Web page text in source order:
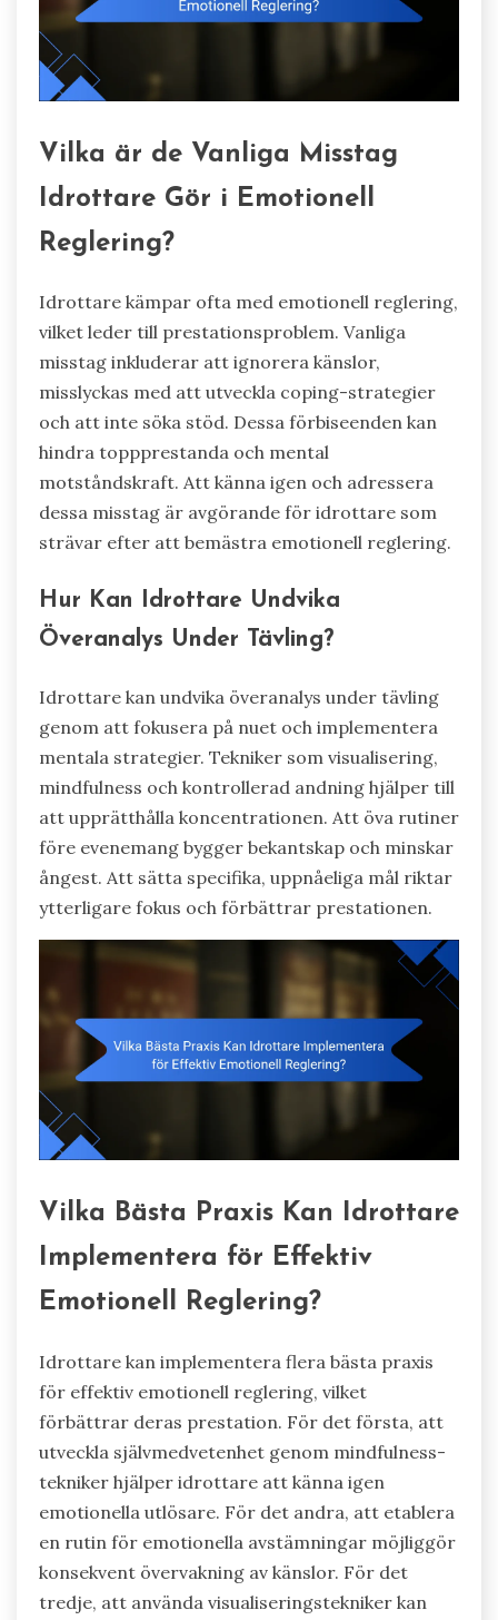
Vilka är de Vanliga Misstag
Idrottare Gör i Emotionell
Reglering?
Idrottare kämpar ofta med emotionell reglering,
vilket leder till prestationsproblem. Vanliga
misstag inkluderar att ignorera känslor,
misslyckas med att utveckla coping-strategier
och att inte söka stöd. Dessa förbiseenden kan
hindra toppprestanda och mental
motståndskraft. Att känna igen och adressera
dessa misstag är avgörande för idrottare som
strävar efter att bemästra emotionell reglering.
Hur Kan Idrottare Undvika
Överanalys Under Tävling?
Idrottare kan undvika överanalys under tävling
genom att fokusera på nuet och implementera
mentala strategier. Tekniker som visualisering,
mindfulness och kontrollerad andning hjälper till
att upprätthålla koncentrationen. Att öva rutiner
före evenemang bygger bekantskap och minskar
ångest. Att sätta specifika, uppnåeliga mål riktar
ytterligare fokus och förbättrar prestationen.
Vilka Bästa Praxis Kan Idrottare
Implementera för Effektiv
Emotionell Reglering?
Idrottare kan implementera flera bästa praxis
för effektiv emotionell reglering, vilket
förbättrar deras prestation. För det första, att
utveckla självmedvetenhet genom mindfulness-
tekniker hjälper idrottare att känna igen
emotionella utlösare. För det andra, att etablera
en rutin för emotionella avstämningar möjliggör
konsekvent övervakning av känslor. För det
tredje, att använda visualiseringstekniker kan